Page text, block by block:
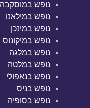
נופש במוסקבה
נופש במילאנו
נופש במינכן
נופש במיקונוס
נופש במלגה
נופש במלטה
נופש בנאפולי
נופש בניס
נופש בסופיה